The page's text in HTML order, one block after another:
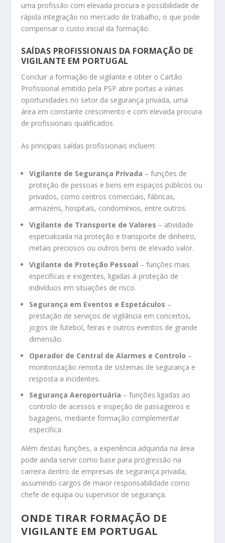
uma profissão com elevada procura e possibilidade de
rápida integração no mercado de trabalho, o que pode
compensar o custo inicial da formação.
SAÍDAS PROFISSIONAIS DA FORMAÇÃO DE
VIGILANTE EM PORTUGAL
Concluir a formação de vigilante e obter o Cartão
Profissional emitido pela PSP abre portas a várias
oportunidades no setor da segurança privada, uma
área em constante crescimento e com elevada procura
de profissionais qualificados.
As principais saídas profissionais incluem:
Vigilante de Segurança Privada – funções de
proteção de pessoas e bens em espaços públicos ou
privados, como centros comerciais, fábricas,
armazéns, hospitais, condomínios, entre outros.
Vigilante de Transporte de Valores – atividade
especializada na proteção e transporte de dinheiro,
metais preciosos ou outros bens de elevado valor.
Vigilante de Proteção Pessoal – funções mais
específicas e exigentes, ligadas à proteção de
indivíduos em situações de risco.
Segurança em Eventos e Espetáculos –
prestação de serviços de vigilância em concertos,
jogos de futebol, feiras e outros eventos de grande
dimensão.
Operador de Central de Alarmes e Controlo –
monitorização remota de sistemas de segurança e
resposta a incidentes.
Segurança Aeroportuária – funções ligadas ao
controlo de acessos e inspeção de passageiros e
bagagens, mediante formação complementar
específica.
Além destas funções, a experiência adquirida na área
pode ainda servir como base para progressão na
carreira dentro de empresas de segurança privada,
assumindo cargos de maior responsabilidade como
chefe de equipa ou supervisor de segurança.
ONDE TIRAR FORMAÇÃO DE
VIGILANTE EM PORTUGAL